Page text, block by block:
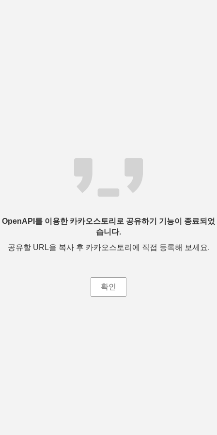
OpenAPI를 이용한 카카오스토리로 공유하기 기능이 종료되었
습니다.
공유할 URL을 복사 후 카카오스토리에 직접 등록해 보세요.
확인